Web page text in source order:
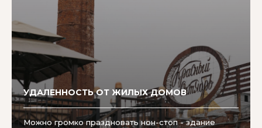
УДАЛЕННОСТЬ ОТ ЖИЛЫХ ДОМОВ
Можно громко праздновать нон-стоп - здание